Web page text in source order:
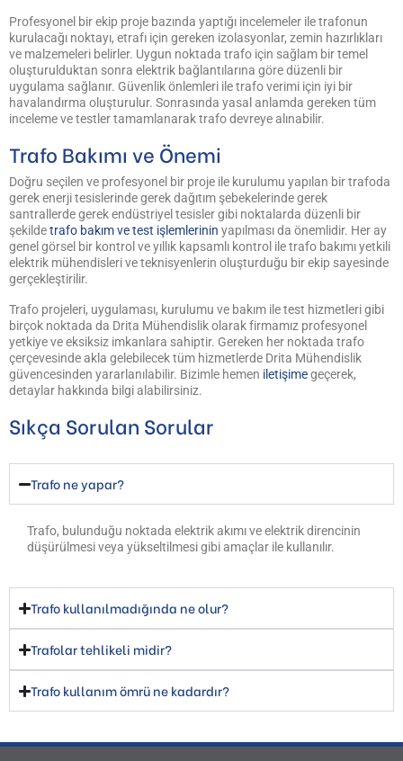
Profesyonel bir ekip proje bazında yaptığı incelemeler ile trafonun
kurulacağı noktayı, etrafı için gereken izolasyonlar, zemin hazırlıkları
ve malzemeleri belirler. Uygun noktada trafo için sağlam bir temel
oluşturulduktan sonra elektrik bağlantılarına göre düzenli bir
uygulama sağlanır. Güvenlik önlemleri ile trafo verimi için iyi bir
havalandırma oluşturulur. Sonrasında yasal anlamda gereken tüm
inceleme ve testler tamamlanarak trafo devreye alınabilir.
Trafo Bakımı ve Önemi
Doğru seçilen ve profesyonel bir proje ile kurulumu yapılan bir trafoda
gerek enerji tesislerinde gerek dağıtım şebekelerinde gerek
santrallerde gerek endüstriyel tesisler gibi noktalarda düzenli bir
şekildetrafo bakım ve test işlemlerinin yapılması da önemlidir. Her ay
genel görsel bir kontrol ve yıllık kapsamlı kontrol ile trafo bakımı yetkili
elektrik mühendisleri ve teknisyenlerin oluşturduğu bir ekip sayesinde
gerçekleştirilir.
Trafo projeleri, uygulaması, kurulumu ve bakım ile test hizmetleri gibi
birçok noktada da Drita Mühendislik olarak firmamız profesyonel
yetkiye ve eksiksiz imkanlara sahiptir. Gereken her noktada trafo
çerçevesinde akla gelebilecek tüm hizmetlerde Drita Mühendislik
güvencesinden yararlanılabilir. Bizimle hemen iletişimegeçerek,
detaylar hakkında bilgi alabilirsiniz.
Sıkça Sorulan Sorular
Trafo ne yapar?
Trafo, bulunduğu noktada elektrik akımı ve elektrik direncinin
düşürülmesi veya yükseltilmesi gibi amaçlar ile kullanılır.
Trafo kullanılmadığında ne olur?
Trafolar tehlikeli midir?
Trafo kullanım ömrü ne kadardır?